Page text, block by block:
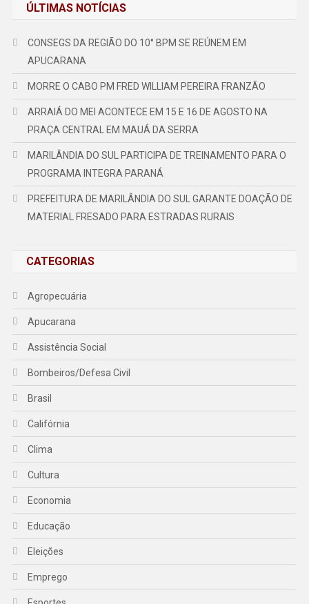
ÚLTIMAS NOTÍCIAS
CONSEGS DA REGIÃO DO 10° BPM SE REÚNEM EM
APUCARANA
MORRE O CABO PM FRED WILLIAM PEREIRA FRANZÃO
ARRAIÁ DO MEI ACONTECE EM 15 E 16 DE AGOSTO NA
PRAÇA CENTRAL EM MAUÁ DA SERRA
MARILÂNDIA DO SUL PARTICIPA DE TREINAMENTO PARA O
PROGRAMA INTEGRA PARANÁ
PREFEITURA DE MARILÂNDIA DO SUL GARANTE DOAÇÃO DE
MATERIAL FRESADO PARA ESTRADAS RURAIS
CATEGORIAS
Agropecuária
Apucarana
Assistência Social
Bombeiros/Defesa Civil
Brasil
Califórnia
Clima
Cultura
Economia
Educação
Eleições
Emprego